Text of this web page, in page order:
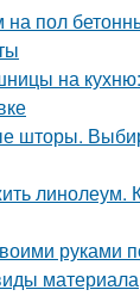
на пол
на
шторы.
линолеум.
руками
материала